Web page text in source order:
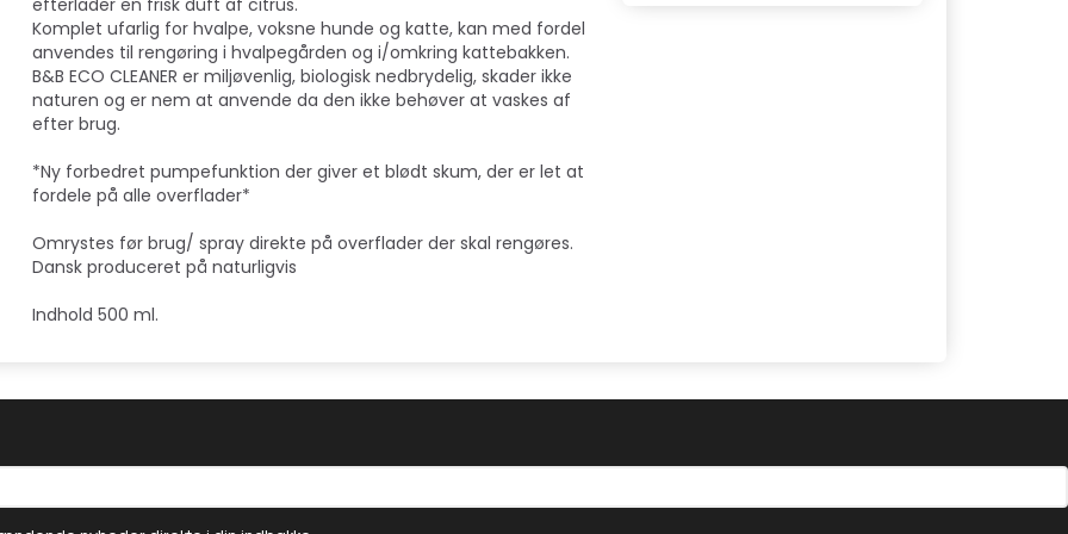
efterlader en frisk duft af citrus.
Komplet ufarlig for hvalpe, voksne hunde og katte, kan med fordel
anvendes til rengøring i hvalpegården og i/omkring kattebakken.
B&B ECO CLEANER er miljøvenlig, biologisk nedbrydelig, skader ikke
naturen og er nem at anvende da den ikke behøver at vaskes af
efter brug.
*Ny forbedret pumpefunktion der giver et blødt skum, der er let at
fordele på alle overflader*
Omrystes før brug/ spray direkte på overflader der skal rengøres.
Dansk produceret på naturligvis
Indhold 500 ml.